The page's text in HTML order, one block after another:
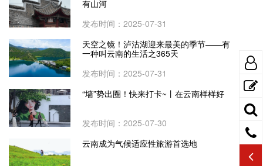
有山河
发布时间：2025-07-31
天空之镜！泸沽湖迎来最美的季节——有
一种叫云南的生活之365天
发布时间：2025-07-31
“墙”势出圈！快来打卡~丨在云南样样好
发布时间：2025-07-30
云南成为气候适应性旅游首选地